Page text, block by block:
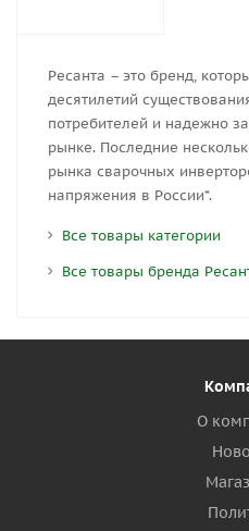
Ресанта – это бренд,
десятилетий
потребителей и надежно
рынке. Последние
рынка сварочных
напряжения в России*.
Все товары категории
Все товары бренда
О